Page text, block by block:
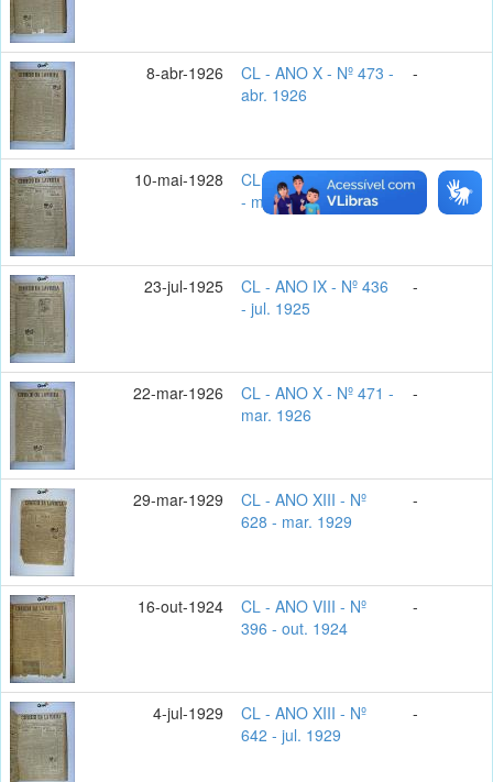
8-abr-1926
CL - ANO X - Nº 473 -
abr. 1926
-
10-mai-1928
CL - ANO XII - Nº 582
- mai. 1928
-
23-jul-1925
CL - ANO IX - Nº 436
- jul. 1925
-
22-mar-1926
CL - ANO X - Nº 471 -
mar. 1926
-
29-mar-1929
CL - ANO XIII - Nº
628 - mar. 1929
-
16-out-1924
CL - ANO VIII - Nº
396 - out. 1924
-
4-jul-1929
CL - ANO XIII - Nº
642 - jul. 1929
-